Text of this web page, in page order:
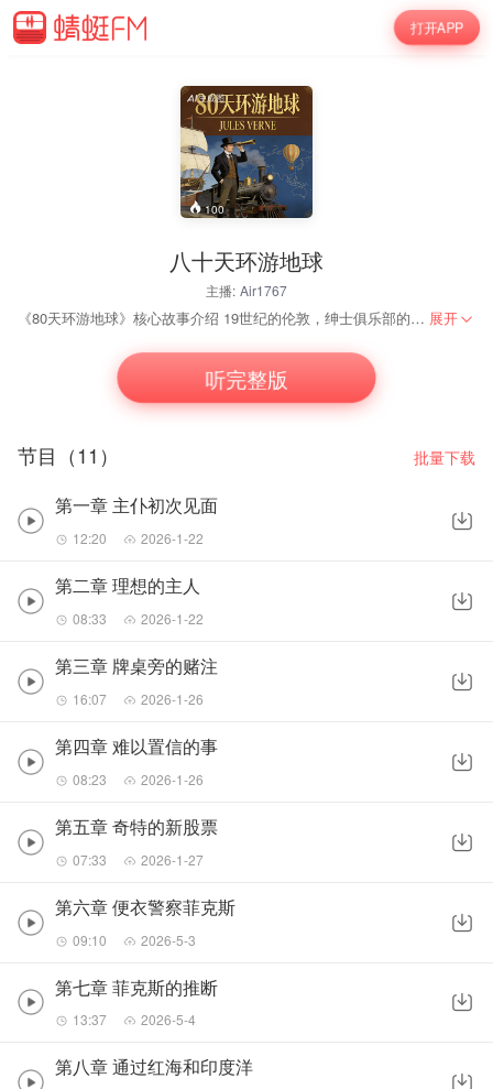
打开APP
100
八十天环游地球
主播: Air1767
《80天环游地球》核心故事介绍 19世纪的伦敦，绅士俱乐部的一场豪赌，点燃了横跨全球的冒险传奇。沉着冷静、恪守规律到近乎刻板的英国绅士斐利亚·福克，以全部身家为赌注，立下80天内环游地球的誓言。这份在当时看来异想天开的挑战，不仅牵动着整个伦敦的目光，更将他与刚雇佣的仆人——活泼机敏、身怀绝技的路路通，推向了一场充满未知与变数的旅程。 从伦敦出发的火车汽笛划破长空，两人的环球之路正式启程。他们穿越英吉利海峡，横跨欧洲大陆，在苏伊士运河见证东西方文明的交汇，随后深入印度洋的波涛，遭遇热带风暴的侵袭与海盗的觊觎。路路通的街头智慧与福克的精密计算相得益彰：在印度，路路通凭借灵活应变救下被迫殉葬的王公妻子；在北美，福克以冷静决断化解铁路劫匪的危机，而路路通则用巧妙的伪装为前行扫清障碍。 旅程中，时间始终是最严苛的对手。误判的船期、突发的疾病、甚至被误认为银行窃贼的追捕，一次次将他们推向失败的边缘。福克看似冷漠的外表下，藏着对承诺的坚守与对正义的执着——他愿为拯救陌生人而耽误行程，也愿为维护尊严而直面险境；路路通则从最初的好奇盲从，逐渐成长为福克最信赖的伙伴，他的乐观与果敢，成为这段艰难旅程中最温暖的光。 从蒸汽火车到大象骑行，从远洋轮船到雪橇飞驰，两人的足迹遍布四大洲，见证了不同地域的风土人情与文明差异。80天的极限挑战，不仅是对环球交通的一次极限测试，更是对人性的深刻试炼。当他们历经千难万险，在最后一刻赶回伦敦时，这场始于赌注的旅程，早已升华为关于信念、勇气与友谊的不朽传奇。 福克与路路通的故事，至今仍能让读者感受到探索世界的热血与坚守承诺的力量，成为跨越时代的冒险经典。 展开
听完整版
节目（11） 批量下载
第一章 主仆初次见面
12:20 2026-1-22
第二章 理想的主人
08:33 2026-1-22
第三章 牌桌旁的赌注
16:07 2026-1-26
第四章 难以置信的事
08:23 2026-1-26
第五章 奇特的新股票
07:33 2026-1-27
第六章 便衣警察菲克斯
09:10 2026-5-3
第七章 菲克斯的推断
13:37 2026-5-4
第八章 通过红海和印度洋